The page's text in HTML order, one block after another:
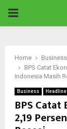
PRIMARY
Home
Business
BPS Catat
Indonesia Masih
Business Headline
BPS
2,19